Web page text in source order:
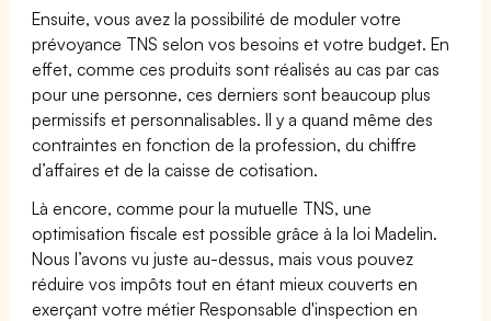
Ensuite, vous avez la possibilité de moduler votre
prévoyance TNS selon vos besoins et votre budget. En
effet, comme ces produits sont réalisés au cas par cas
pour une personne, ces derniers sont beaucoup plus
permissifs et personnalisables. Il y a quand même des
contraintes en fonction de la profession, du chiffre
d’affaires et de la caisse de cotisation.
Là encore, comme pour la mutuelle TNS, une
optimisation fiscale est possible grâce à la loi Madelin.
Nous l’avons vu juste au-dessus, mais vous pouvez
réduire vos impôts tout en étant mieux couverts en
exerçant votre métier Responsable d'inspection en